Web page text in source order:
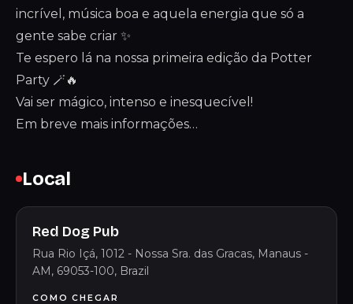
incrível, música boa e aquela energia que só a
gente sabe criar ✨
Te espero lá na nossa primeira edição da Potter
Party 🪄🔥
Vai ser mágico, intenso e inesquecível!
Em breve mais informações…
Local
Red Dog Pub
Rua Rio Içá, 1012 - Nossa Sra. das Gracas, Manaus -
AM, 69053-100, Brazil
COMO CHEGAR